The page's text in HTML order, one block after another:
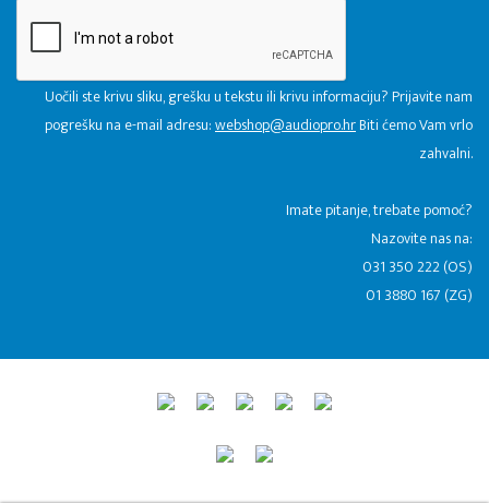
Uočili ste krivu sliku, grešku u tekstu ili krivu informaciju? Prijavite nam
pogrešku na e-mail adresu:webshop@audiopro.hrBiti ćemo Vam vrlo
zahvalni.
​Imate pitanje, trebate pomoć?
Nazovite nas na:
031 350 222 (OS)
01 3880 167 (ZG)